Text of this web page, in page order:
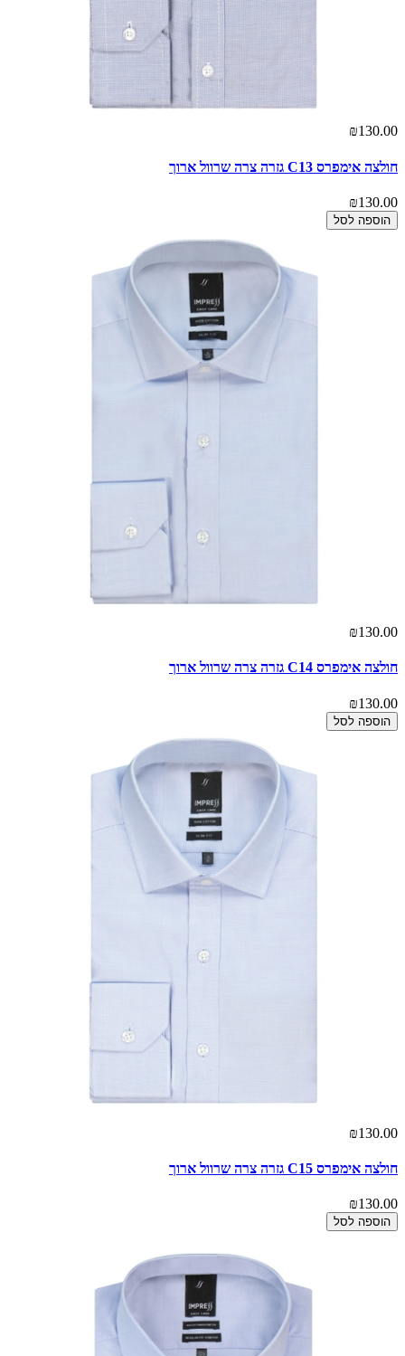
₪130.00
חולצה אימפרס C13 גזרה צרה שרוול ארוך
₪130.00
הוספה לסל
₪130.00
חולצה אימפרס C14 גזרה צרה שרוול ארוך
₪130.00
הוספה לסל
₪130.00
חולצה אימפרס C15 גזרה צרה שרוול ארוך
₪130.00
הוספה לסל